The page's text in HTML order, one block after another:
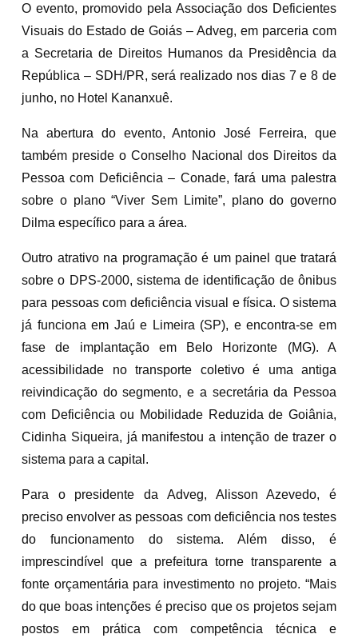
O evento, promovido pela Associação dos Deficientes
Visuais do Estado de Goiás – Adveg, em parceria com
a Secretaria de Direitos Humanos da Presidência da
República – SDH/PR, será realizado nos dias 7 e 8 de
junho, no Hotel Kananxuê.
Na abertura do evento, Antonio José Ferreira, que
também preside o Conselho Nacional dos Direitos da
Pessoa com Deficiência – Conade, fará uma palestra
sobre o plano “Viver Sem Limite”, plano do governo
Dilma específico para a área.
Outro atrativo na programação é um painel que tratará
sobre o DPS-2000, sistema de identificação de ônibus
para pessoas com deficiência visual e física. O sistema
já funciona em Jaú e Limeira (SP), e encontra-se em
fase de implantação em Belo Horizonte (MG). A
acessibilidade no transporte coletivo é uma antiga
reivindicação do segmento, e a secretária da Pessoa
com Deficiência ou Mobilidade Reduzida de Goiânia,
Cidinha Siqueira, já manifestou a intenção de trazer o
sistema para a capital.
Para o presidente da Adveg, Alisson Azevedo, é
preciso envolver as pessoas com deficiência nos testes
do funcionamento do sistema. Além disso, é
imprescindível que a prefeitura torne transparente a
fonte orçamentária para investimento no projeto. “Mais
do que boas intenções é preciso que os projetos sejam
postos em prática com competência técnica e